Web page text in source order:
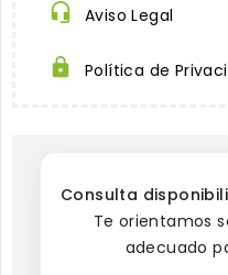
Aviso Legal
Política de
Consulta
Te orientamos
adecuado